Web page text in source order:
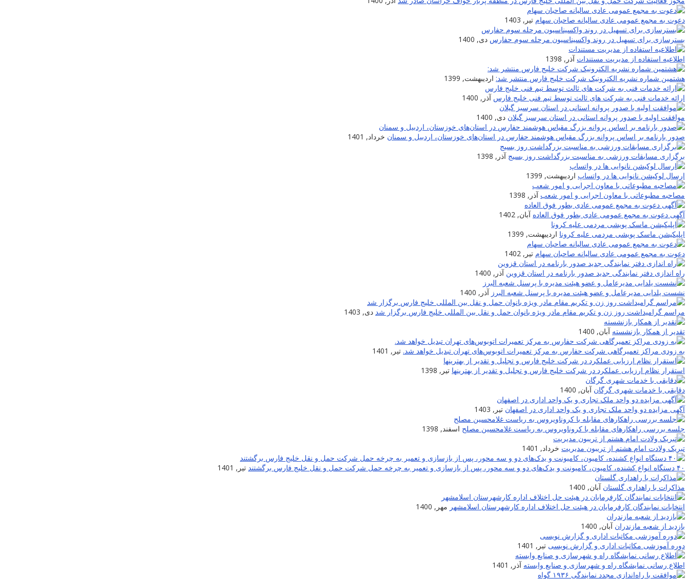
دعوت به مجمع عمومی عادی سالیانه صاحبان سهام تیر, 1403
بسترسازی برای تسهیل در روند واکسیناسیون مرحله سوم حفارس دی, 1400
اطلاعیه استفاده از مدیریت مستندات آذر, 1398
هشتمین شماره نشریه الکترونیک شرکت خلیج فارس منتشر شد: اردیبهشت, 1399
ارائه خدمات فنی به شرکت های ثالث توسط تیم فنی خلیج فارس آذر, 1400
موافقت اولیه با صدور پروانه استانی در استان سرسبز گیلان دی, 1400
صدور بارنامه بر اساس پروانه بزرگ مقیاس هوشمند حفارس در استان‌های خوزستان، اردبیل و سمنان خرداد, 1401
برگزاری مسابقات ورزشی به مناسبت بزرگداشت روز بسیج آذر, 1398
ارسال لوکیشن نانوایی ها در واتساپ اردیبهشت, 1399
مصاحبه مطبوعاتی با معاون اجرایی و امور شعب آذر, 1398
آگهی دعوت به مجمع عمومی عادی بطور فوق العاده آبان, 1402
اپلیکیشن ماسک پویشی مردمی علیه کرونا اردیبهشت, 1399
دعوت به مجمع عمومی عادی سالیانه صاحبان سهام تیر, 1402
راه اندازی دفتر نمایندگی جدید صدور بارنامه در استان قزوین آذر, 1400
نشست یلدایی مدیرعامل و عضو هیئت مدیره با پرسنل شعبه البرز آذر, 1400
مراسم گرامیداشت روز زن و تکریم مقام مادر ویژه بانوان حمل و نقل بین المللی خلیج فارس برگزار شد دی, 1403
تقدیر از همکار بازنشسته آبان, 1400
به زودی مراکز تعمیرگاهی شرکت حفارس به مرکز تعمیرات اتوبوس‌های تهران تبدیل خواهد شد. تیر, 1401
استقرار نظام ارزیابی عملکرد در شرکت خلیج فارس و تجلیل و تقدیر از بهترینها تیر, 1398
دقایقی با خدمات شهری گرگان آبان, 1400
آگهی مزایده دو واحد ملک تجاری و یک واحد اداری در اصفهان تیر, 1403
جلسه بررسی راهکارهای مقابله با کروناویروس به ریاست غلامحسین مصلح اسفند, 1398
تبریک ولادت امام هشتم از تریبون مدیریت خرداد, 1401
۴۰ دستگاه انواع کشنده، کامیون، کامیونت و یدک‌های دو و سه محور، پس از بازسازی و تعمیر به چرخه حمل شرکت حمل و نقل خلیج فارس برگشتند
تیر, 1401
مذاکرات با راهداری گلستان آبان, 1400
انتخابات نمایندگان کارفرمایان در هیئت حل اختلاف اداره کارشهرستان اسلامشهر مهر, 1400
بازدید از شعبه مازندران آبان, 1400
دوره آموزشی مکاتبات اداری و گزارش نویسی تیر, 1401
اطلاع رسانی نمایشگاه راه و شهرسازی و صنایع وابسته آذر, 1401